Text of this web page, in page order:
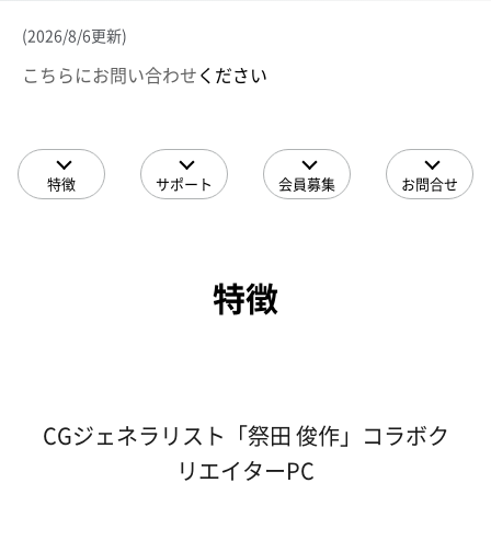
(2026/8/6更新)
こちらにお問い合わせください
特徴 サポート 会員募集 お問合せ
特徴
CGジェネラリスト「祭田 俊作」コラボク
リエイターPC